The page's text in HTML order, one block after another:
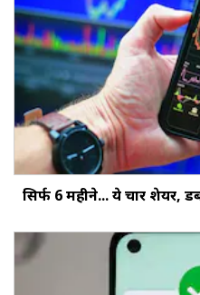
सिर्फ 6 महीने... ये चार शेयर,